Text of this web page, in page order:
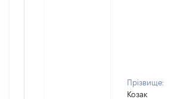
Прізвище:
Козак